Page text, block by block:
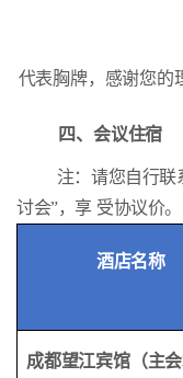
代表胸牌，感谢您的
四、会议住宿
注：请您自行联
讨会”，享 受协议价。
酒店名称
成都望江宾馆（主会